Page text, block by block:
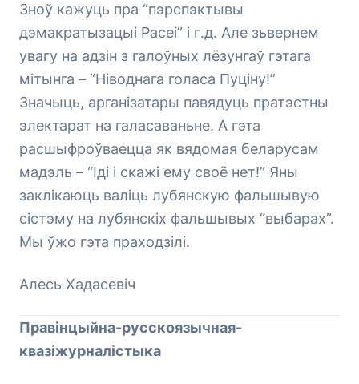
Зноў кажуць пра “пэрспэктывы
дэмакратызацыі Расеі” і г.д. Але зьвернем
увагу на адзін з галоўных лёзунгаў гэтага
мітынга – “Ніводнага голаса Пуціну!”
Значыць, арганізатары павядуць пратэстны
электарат на галасаваньне. А гэта
расшыфроўваецца як вядомая беларусам
мадэль – “Іді і скажі ему своё нет!” Яны
заклікаюць валіць лубянскую фальшывую
сістэму на лубянскіх фальшывых “выбарах”.
Мы ўжо гэта праходзілі.
Алесь Хадасевіч
Правінцыйна-русскоязычная-
квазіжурналістыка